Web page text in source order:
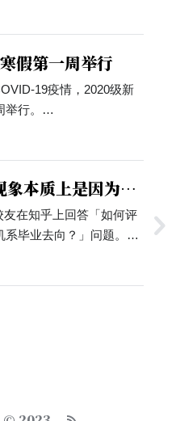
假第一周举行
19疫情，2020级新
举行。…
本质上是因为我
落后的心」
在知乎上回答「如何评
系毕业去向？」问题。他
程系近年的申请与就业